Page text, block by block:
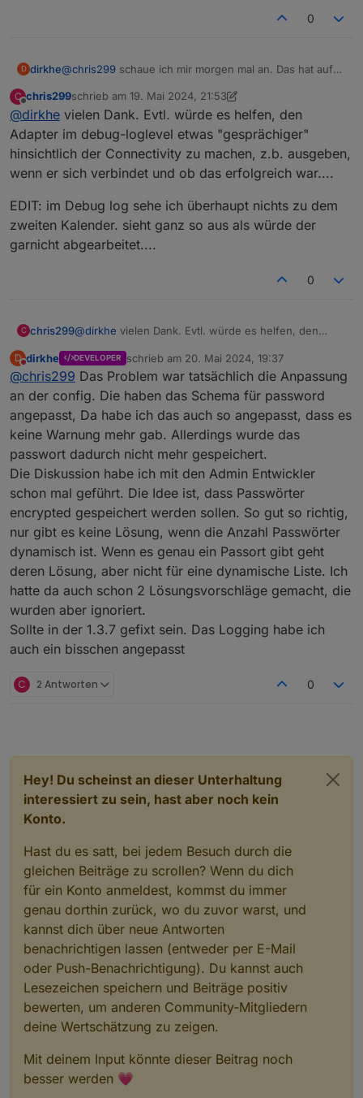
0
D dirkhe@chris299 schaue ich mir morgen mal an. Das hat auf
anpassen, weil da ständig Warnungen kamen. Vlt ist
dabei was kaputt gegangen.
Testen geht nicht, weil im admin adapter noch ein bug
drin ist
C
Offline
chris299schrieb am 19. Mai 2024, 21:53
zuletzt editiert von chris299
@dirkhe vielen Dank. Evtl. würde es helfen, den
Adapter im debug-loglevel etwas "gesprächiger"
hinsichtlich der Connectivity zu machen, z.b. ausgeben,
wenn er sich verbindet und ob das erfolgreich war....
EDIT: im Debug log sehe ich überhaupt nichts zu dem
zweiten Kalender. sieht ganz so aus als würde der
garnicht abgearbeitet....
0
C chris299@dirkhe vielen Dank. Evtl. würde es helfen, den
hinsichtlich der Connectivity zu machen, z.b.
ausgeben, wenn er sich verbindet und ob das
erfolgreich war....
EDIT: im Debug log sehe ich überhaupt nichts zu dem
zweiten Kalender. sieht ganz so aus als würde der
garnicht abgearbeitet....
D
Nicht stören
dirkhe DEVELOPER schrieb am 20. Mai 2024, 19:37
zuletzt editiert von
@chris299 Das Problem war tatsächlich die Anpassung
an der config. Die haben das Schema für password
angepasst, Da habe ich das auch so angepasst, dass es
keine Warnung mehr gab. Allerdings wurde das
passwort dadurch nicht mehr gespeichert.
Die Diskussion habe ich mit den Admin Entwickler
schon mal geführt. Die Idee ist, dass Passwörter
encrypted gespeichert werden sollen. So gut so richtig,
nur gibt es keine Lösung, wenn die Anzahl Passwörter
dynamisch ist. Wenn es genau ein Passort gibt geht
deren Lösung, aber nicht für eine dynamische Liste. Ich
hatte da auch schon 2 Lösungsvorschläge gemacht, die
wurden aber ignoriert.
Sollte in der 1.3.7 gefixt sein. Das Logging habe ich
auch ein bisschen angepasst
C 2 Antworten 0
Hey! Du scheinst an dieser Unterhaltung
interessiert zu sein, hast aber noch kein
Konto.
Hast du es satt, bei jedem Besuch durch die
gleichen Beiträge zu scrollen? Wenn du dich
für ein Konto anmeldest, kommst du immer
genau dorthin zurück, wo du zuvor warst, und
kannst dich über neue Antworten
benachrichtigen lassen (entweder per E-Mail
oder Push-Benachrichtigung). Du kannst auch
Lesezeichen speichern und Beiträge positiv
bewerten, um anderen Community-Mitgliedern
deine Wertschätzung zu zeigen.
Mit deinem Input könnte dieser Beitrag noch
besser werden 💗